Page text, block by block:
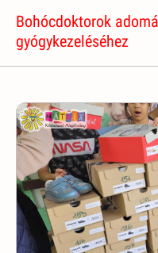
Bohócdoktorok
gyógykezeléséhez